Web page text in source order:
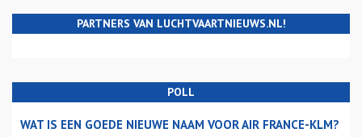
PARTNERS VAN LUCHTVAARTNIEUWS.NL!
POLL
WAT IS EEN GOEDE NIEUWE NAAM VOOR AIR FRANCE-KLM?